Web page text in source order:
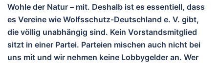
Wohle der Natur – mit. Deshalb ist es essentiell, dass
es Vereine wie Wolfsschutz-Deutschland e. V. gibt,
die völlig unabhängig sind. Kein Vorstandsmitglied
sitzt in einer Partei. Parteien mischen auch nicht bei
uns mit und wir nehmen keine Lobbygelder an. Wer